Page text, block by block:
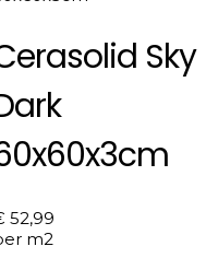
Sky
52,99
m2